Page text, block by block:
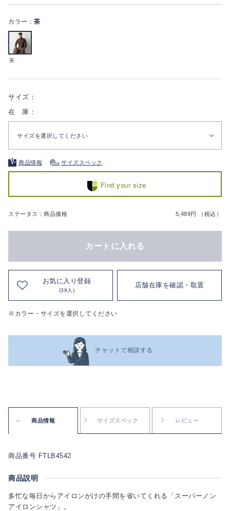
カラー： 茶
茶
サイズ：
在 庫：
サイズを選択してください
商品情報 サイズスペック
Find your size
ステータス：商品価格 5,489円 （税込）
カートに入れる
お気に入り登録
(39人)
店舗在庫を確認・取置
※カラー・サイズを選択してください
チャットで相談する
商品情報 サイズスペック レビュー
商品番号 FTLB4542
商品説明
多忙な毎日からアイロンがけの手間を省いてくれる「スーパーノン
アイロンシャツ」。